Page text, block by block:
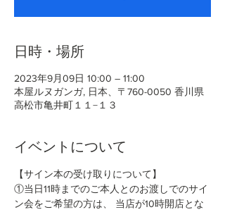
日時・場所
2023年9月09日 10:00 – 11:00
本屋ルヌガンガ, 日本、〒760-0050 香川県
高松市亀井町１１−１３
イベントについて
【サイン本の受け取りについて】
①当日11時までのご本人とのお渡しでのサイ
ン会をご希望の方は、 当店が10時開店とな